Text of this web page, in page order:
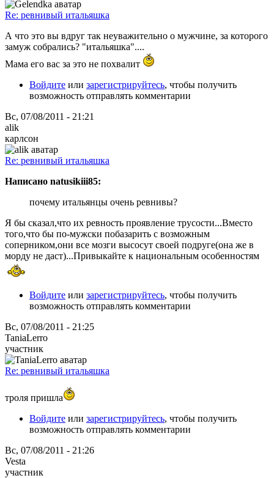
Re: ревнивый итальяшка
А что это вы вдруг так неуважительно о мужчине, за которого
замуж собрались? "итальяшка"....
Мама его вас за это не похвалит
Войдите или зарегистрируйтесь, чтобы получить
возможность отправлять комментарии
Вс, 07/08/2011 - 21:21
alik
карлсон
Re: ревнивый итальяшка
Написано natusikiii85:
почему итальянцы очень ревнивы?
Я бы сказал,что их ревность проявление трусости...Вместо
того,что бы по-мужски побазарить с возможным
соперником,они все мозги высосут своей подруге(она же в
морду не даст)...Привыкайте к национальным особенностям
Войдите или зарегистрируйтесь, чтобы получить
возможность отправлять комментарии
Вс, 07/08/2011 - 21:25
TaniaLerro
участник
Re: ревнивый итальяшка
троля пришла
Войдите или зарегистрируйтесь, чтобы получить
возможность отправлять комментарии
Вс, 07/08/2011 - 21:26
Vesta
участник